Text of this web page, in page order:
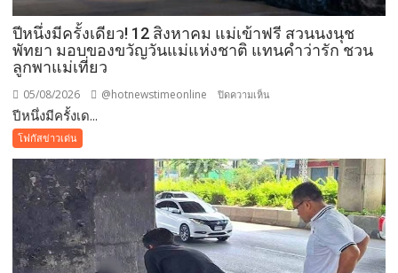
รู้
เยาวชน
จัดการ
ปีหนึ่งมีครั้งเดียว! 12 สิงหาคม แม่เข้าฟรี สวนนงนุช
พัทยา มอบของขวัญวันแม่แห่งชาติ แทนคำว่ารัก ชวน
ลูกพาแม่เที่ยว
05/08/2026 @hotnewstimeonline ปิดความเห็น
ครั้ง
เดียว!
12
สิงหาคม
แม่
เข้า
ปีหนึ่งมีครั้งเด...
โฟกัสข่าวเด่น